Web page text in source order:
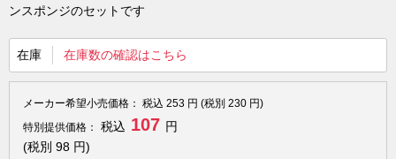
ンスポンジのセットです
在庫 在庫数の確認はこちら
メーカー希望小売価格： 税込 253 円 (税別 230 円)
特別提供価格：
税込 107 円
(税別 98 円)